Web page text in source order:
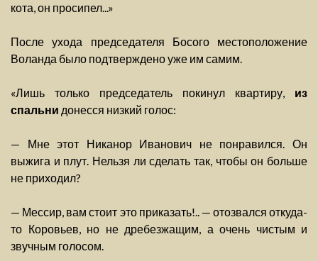
кота, он просипел...»
После ухода председателя Босого местоположение
Воланда было подтверждено уже им самим.
«Лишь только председатель покинул квартиру, из
спальни донесся низкий голос:
— Мне этот Никанор Иванович не понравился. Он
выжига и плут. Нельзя ли сделать так, чтобы он больше
не приходил?
— Мессир, вам стоит это приказать!.. — отозвался откуда-
то Коровьев, но не дребезжащим, а очень чистым и
звучным голосом.